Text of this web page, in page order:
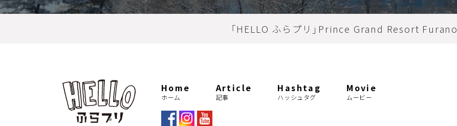
「HELLO ふらプリ」Prince Grand Resort Furano
Home
ホーム
Article
記事
Hashtag
ハッシュタグ
Movie
ムービー